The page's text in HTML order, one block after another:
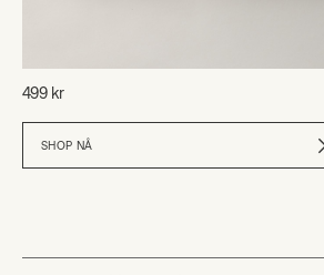
499 kr
SHOP NÅ